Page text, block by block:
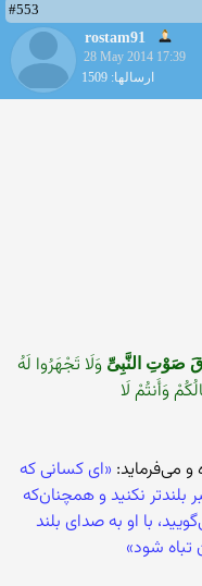
#553
rostam91
28 May 2014 17:39
ارسالها: 1509
صَوْتِ النَّبِیِّ وَلَا تَجْهَرُوا لَهُ
وَأَنتُمْ لَا
و می‌فرماید: «ای‌ کسانی‌ که
بلندتر نکنید و همچنان‌که‌
با او به‌ صدای‌ بلند
تباه‌ شود»